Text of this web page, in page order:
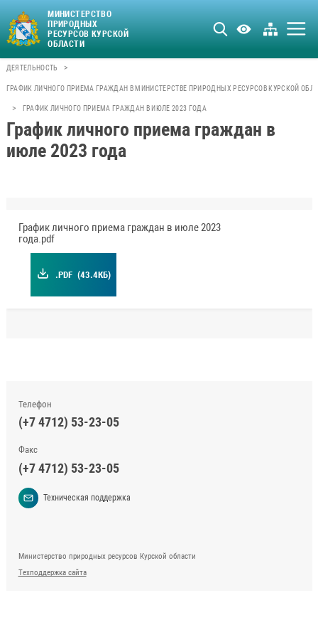
МИНИСТЕРСТВО
ПРИРОДНЫХ
РЕСУРСОВ КУРСКОЙ
ОБЛАСТИ
ДЕЯТЕЛЬНОСТЬ >
ГРАФИК ЛИЧНОГО ПРИЕМА ГРАЖДАН В МИНИСТЕРСТВЕ ПРИРОДНЫХ РЕСУРСОВ КУРСКОЙ
> ГРАФИК ЛИЧНОГО ПРИЕМА ГРАЖДАН В ИЮЛЕ 2023 ГОДА
График личного приема граждан в
июле 2023 года
График личного приема граждан в июле 2023
года.pdf
.PDF (43.4КБ)
Телефон
(+7 4712) 53-23-05
Факс
(+7 4712) 53-23-05
Техническая поддержка
Министерство природных ресурсов Курской области
Техподдержка сайта